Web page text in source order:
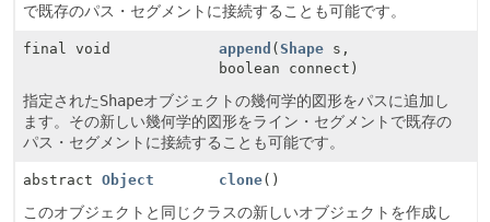
で既存のパス・セグメントに接続することも可能です。
final void append (Shape s,
boolean connect)
指定されたShapeオブジェクトの幾何学的図形をパスに追加し
ます。その新しい幾何学的図形をライン・セグメントで既存の
パス・セグメントに接続することも可能です。
abstract Object clone()
このオブジェクトと同じクラスの新しいオブジェクトを作成し